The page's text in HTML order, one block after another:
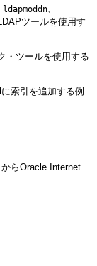
ldapmoddn、
ツールを使用す
・ツールを使用する
に索引を追加する例
らOracle Internet